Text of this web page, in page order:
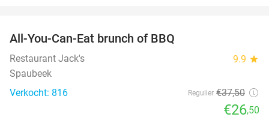
All-You-Can-Eat brunch of BBQ
Restaurant Jack's 9.9 star
Spaubeek
Verkocht: 816
Regulier €37,50
€26,50